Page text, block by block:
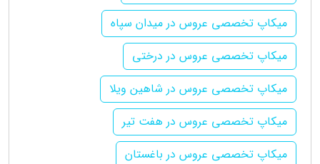
میکاپ تخصصی عروس در میدان سپاه
میکاپ تخصصی عروس در درختی
میکاپ تخصصی عروس در شاهین ویلا
میکاپ تخصصی عروس در هفت تیر
میکاپ تخصصی عروس در باغستان